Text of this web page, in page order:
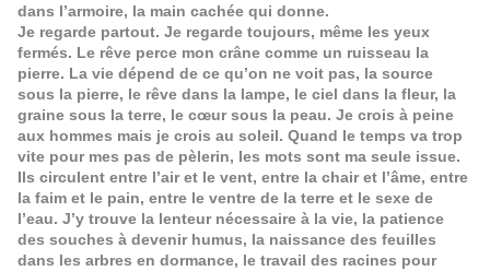
dans l’armoire, la main cachée qui donne.
Je regarde partout. Je regarde toujours, même les yeux
fermés. Le rêve perce mon crâne comme un ruisseau la
pierre. La vie dépend de ce qu’on ne voit pas, la source
sous la pierre, le rêve dans la lampe, le ciel dans la fleur, la
graine sous la terre, le cœur sous la peau. Je crois à peine
aux hommes mais je crois au soleil. Quand le temps va trop
vite pour mes pas de pèlerin, les mots sont ma seule issue.
Ils circulent entre l’air et le vent, entre la chair et l’âme, entre
la faim et le pain, entre le ventre de la terre et le sexe de
l’eau. J’y trouve la lenteur nécessaire à la vie, la patience
des souches à devenir humus, la naissance des feuilles
dans les arbres en dormance, le travail des racines pour